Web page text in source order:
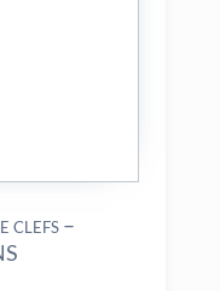
clefs –